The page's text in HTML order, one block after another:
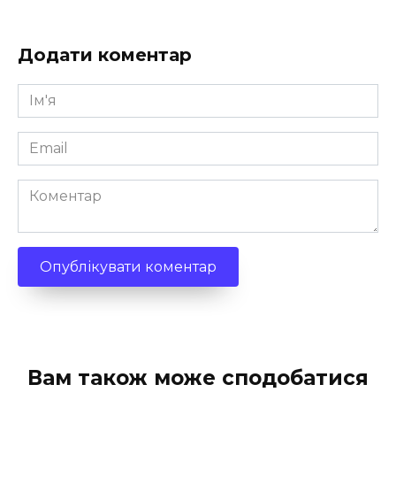
Додати коментар
Ім'я
*
Email
*
Коментар
Вам також може сподобатися